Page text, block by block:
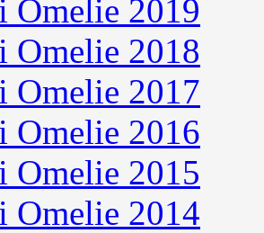
Omelie 2019
Omelie 2018
Omelie 2017
Omelie 2016
Omelie 2015
Omelie 2014